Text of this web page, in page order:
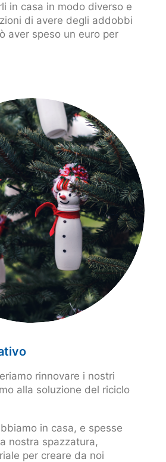
in casa in modo diverso e
di avere degli addobbi
aver speso un euro per
rinnovare i nostri
alla soluzione del riciclo
in casa, e spesse
nostra spazzatura,
per creare da noi